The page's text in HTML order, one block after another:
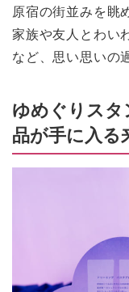
原宿の街並みを眺
家族や友人とわい
など、思い思いの
ゆめぐりス
品が手に入る